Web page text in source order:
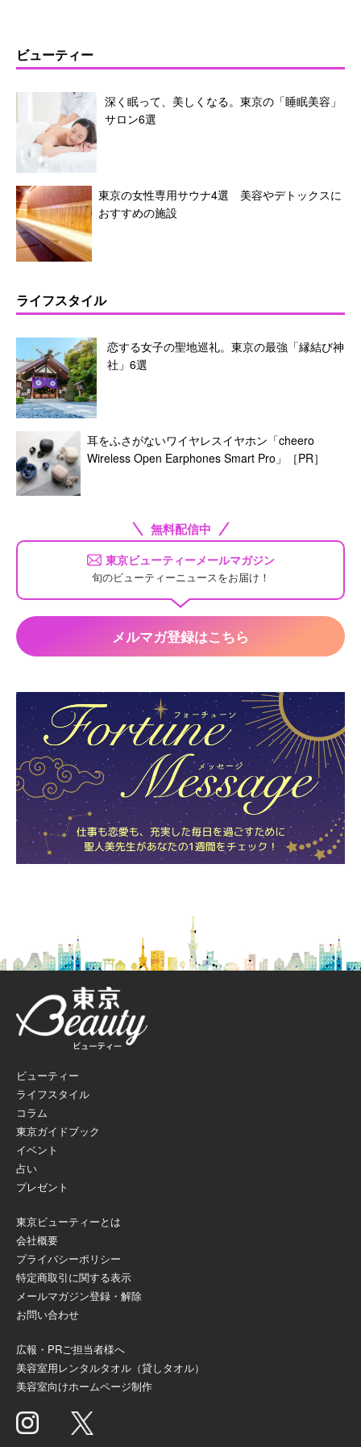
ビューティー
深く眠って、美しくなる。東京の「睡眠美容」
サロン6選
東京の女性専用サウナ4選 美容やデトックスに
おすすめの施設
ライフスタイル
恋する女子の聖地巡礼。東京の最強「縁結び神
社」6選
耳をふさがないワイヤレスイヤホン「cheero
Wireless Open Earphones Smart Pro」［PR］
無料配信中
東京ビューティーメールマガジン
旬のビューティーニュースをお届け！
メルマガ登録はこちら
ビューティー
ライフスタイル
コラム
東京ガイドブック
イベント
占い
プレゼント
東京ビューティーとは
会社概要
プライバシーポリシー
特定商取引に関する表示
メールマガジン登録・解除
お問い合わせ
広報・PRご担当者様へ
美容室用レンタルタオル（貸しタオル）
美容室向けホームページ制作